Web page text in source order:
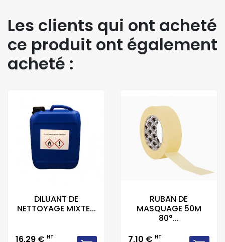
Les clients qui ont acheté
ce produit ont également
acheté :
DILUANT DE
NETTOYAGE MIXTE...
Prix
16,29 € HT
RUBAN DE
MASQUAGE 50M
80°...
Prix
7,10 € HT